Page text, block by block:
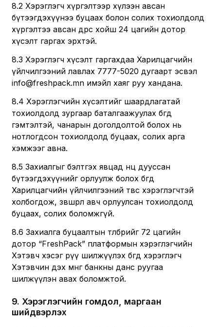
8.2 Хэрэглэгч хүргэлтээр хүлээн авсан
бүтээгдэхүүнээ буцаах болон солих тохиолдолд
хүргэлтээ авсан өдрөөс хойш 24 цагийн дотор
хүсэлт гаргах эрхтэй.
8.3 Хэрэглэгч хүсэлт гаргахдаа Харилцагчийн
үйлчилгээний лавлах 7777-5020 дугаарт эсвэл
info@freshpack.mn имэйл хаяг руу хандана.
8.4 Хэрэглэгчийн хүсэлтийг шаардлагатай
тохиолдолд зургаар баталгаажуулах бөгөөд
гэмтэлтэй, чанарын доголдолтой болох нь
нотлогдсон тохиолдолд буцаах, солих арга
хэмжээг авна.
8.5 Захиалгыг бэлтгэх явцад нөөц дууссан
бүтээгдэхүүнийг орлуулж болох бөгөөд
Харилцагчийн үйлчилгээний төвөөс хэрэглэгчтэй
холбогдож, зөвшөөрөл авч орлуулсан тохиолдолд
буцаах, солих боломжгүй.
8.6 Захиалга буцаалтын төлбөрийг 72 цагийн
дотор “FreshPack” платформын хэрэглэгчийн
Хэтэвч хэсэг рүү шилжүүлэх бөгөөд хэрэглэгч
Хэтэвчин дэх мөнгөө банкны данс руугаа
шилжүүлэн авах боломжтой.
9. Хэрэглэгчийн гомдол, маргаан
шийдвэрлэх